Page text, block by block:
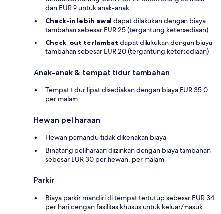
dan EUR 9 untuk anak-anak
Check-in lebih awal dapat dilakukan dengan biaya
tambahan sebesar EUR 25 (tergantung ketersediaan)
Check-out terlambat dapat dilakukan dengan biaya
tambahan sebesar EUR 20 (tergantung ketersediaan)
Anak-anak & tempat tidur tambahan
Tempat tidur lipat disediakan dengan biaya EUR 35.0
per malam
Hewan peliharaan
Hewan pemandu tidak dikenakan biaya
Binatang peliharaan diizinkan dengan biaya tambahan
sebesar EUR 30 per hewan, per malam
Parkir
Biaya parkir mandiri di tempat tertutup sebesar EUR 34
per hari dengan fasilitas khusus untuk keluar/masuk